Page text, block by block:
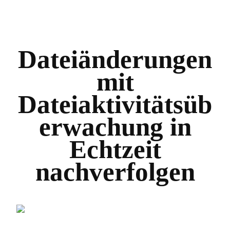
Dateiänderungen
mit
Dateiaktivitätsüb
erwachung in
Echtzeit
nachverfolgen